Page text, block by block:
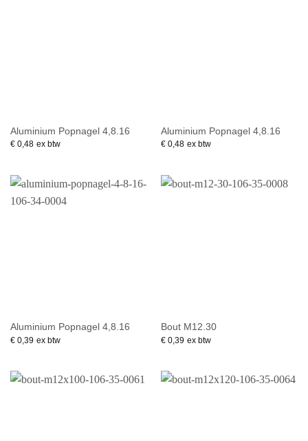
Aluminium Popnagel 4,8.16
€0,48 ex btw
Aluminium Popnagel 4,8.16
€0,48 ex btw
Aluminium Popnagel 4,8.16
€0,39 ex btw
Bout M12.30
€0,39 ex btw